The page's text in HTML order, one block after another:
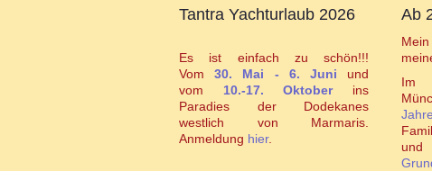
Tantra Yachturlaub 2026
Es ist einfach zu schön!!!
Vom
30. Mai - 6. Juni
und
vom
10.-17. Oktober
ins
Paradies der Dodekanes
westlich von Marmaris.
Anmeldung hier.
Ab